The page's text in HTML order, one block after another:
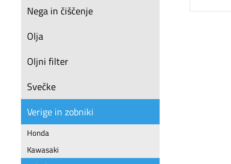
Nega in čiščenje
Olja
Oljni filter
Svečke
Verige in zobniki
Honda
Kawasaki